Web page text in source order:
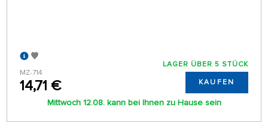
MZ-714
14,71 €
LAGER ÜBER 5 STÜCK
KAUFEN
Mittwoch 12.08. kann bei Ihnen zu Hause sein